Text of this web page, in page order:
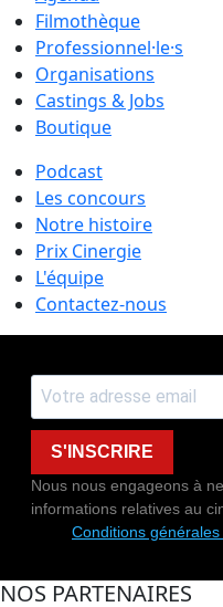
Filmothèque
Professionnel·le·s
Organisations
Castings & Jobs
Boutique
Podcast
Les concours
Notre histoire
Prix Cinergie
L'équipe
Contactez-nous
S'INSCRIRE
Nous nous engageons à
informations relatives au
Conditions
NOS PARTENAIRES